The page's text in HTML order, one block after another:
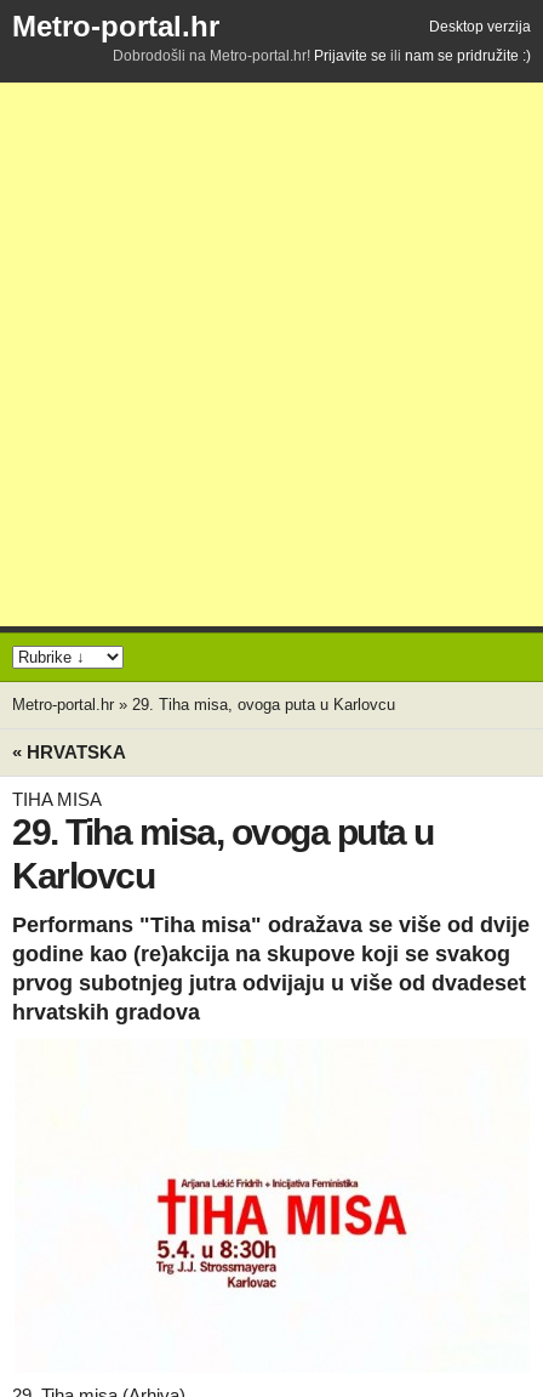
Metro-portal.hr
Desktop verzija
Dobrodošli na Metro-portal.hr! Prijavite se ili nam se pridružite :)
Metro-portal.hr » 29. Tiha misa, ovoga puta u Karlovcu
« HRVATSKA
TIHA MISA
29. Tiha misa, ovoga puta u
Karlovcu
Performans "Tiha misa" odražava se više od dvije
godine kao (re)akcija na skupove koji se svakog
prvog subotnjeg jutra odvijaju u više od dvadeset
hrvatskih gradova